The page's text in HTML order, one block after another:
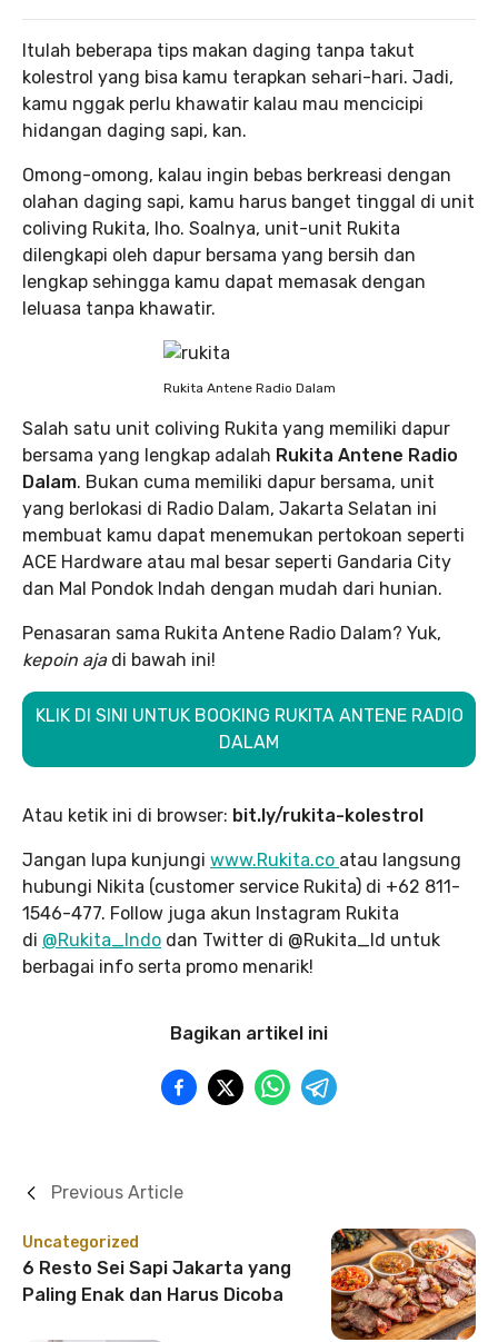
Itulah beberapa tips makan daging tanpa takut
kolestrol yang bisa kamu terapkan sehari-hari. Jadi,
kamu nggak perlu khawatir kalau mau mencicipi
hidangan daging sapi, kan.
Omong-omong, kalau ingin bebas berkreasi dengan
olahan daging sapi, kamu harus banget tinggal di unit
coliving Rukita, lho. Soalnya, unit-unit Rukita
dilengkapi oleh dapur bersama yang bersih dan
lengkap sehingga kamu dapat memasak dengan
leluasa tanpa khawatir.
Rukita Antene Radio Dalam
Salah satu unit coliving Rukita yang memiliki dapur
bersama yang lengkap adalah Rukita Antene Radio
Dalam. Bukan cuma memiliki dapur bersama, unit
yang berlokasi di Radio Dalam, Jakarta Selatan ini
membuat kamu dapat menemukan pertokoan seperti
ACE Hardware atau mal besar seperti Gandaria City
dan Mal Pondok Indah dengan mudah dari hunian.
Penasaran sama Rukita Antene Radio Dalam? Yuk,
kepoin ajadi bawah ini!
KLIK DI SINI UNTUK BOOKING RUKITA ANTENE RADIO
DALAM
Atau ketik ini di browser: bit.ly/rukita-kolestrol
Jangan lupa kunjungi www.Rukita.co atau langsung
hubungi Nikita (customer service Rukita) di +62 811-
1546-477. Follow juga akun Instagram Rukita
di @Rukita_Indo dan Twitter di @Rukita_Id untuk
berbagai info serta promo menarik!
Bagikan artikel ini
Uncategorized
6 Resto Sei Sapi Jakarta yang
Paling Enak dan Harus Dicoba
Previous Article